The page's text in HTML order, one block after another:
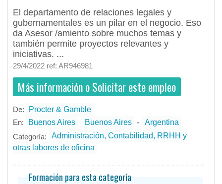
El departamento de relaciones legales y
gubernamentales es un pilar en el negocio. Eso
da Asesor /amiento sobre muchos temas y
también permite proyectos relevantes y
iniciativas. ...
29/4/2022 ref: AR946981
Más información o Solicitar este empleo
De: Procter & Gamble
En: Buenos Aires Buenos Aires - Argentina
Categoría:
Administración, Contabilidad, RRHH y
otras labores de oficina
Formación para esta categoría